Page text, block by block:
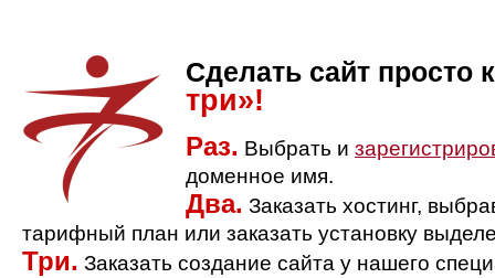
Сделать сайт просто
три»!
Раз. Выбрать и
доменное имя.
Два. Заказать хостинг,
тарифный план или заказать установку
Три. Заказать создание сайта у нашего